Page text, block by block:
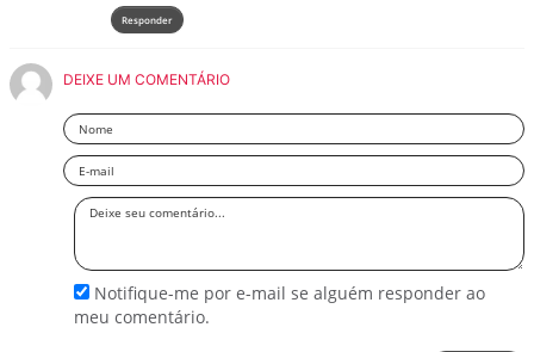
Responder
DEIXE UM COMENTÁRIO
Nome
Email
Deixe
Notifique-me por e-mail se alguém responder ao
meu comentário.